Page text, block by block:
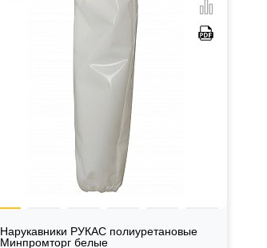
Нарукавники РУКАС полиуретановые
Минпромторг белые